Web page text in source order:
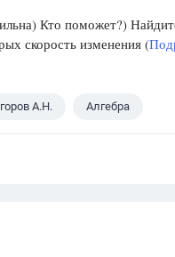
Кто поможет?)
скорость изменения (
А.Н. Алгебра